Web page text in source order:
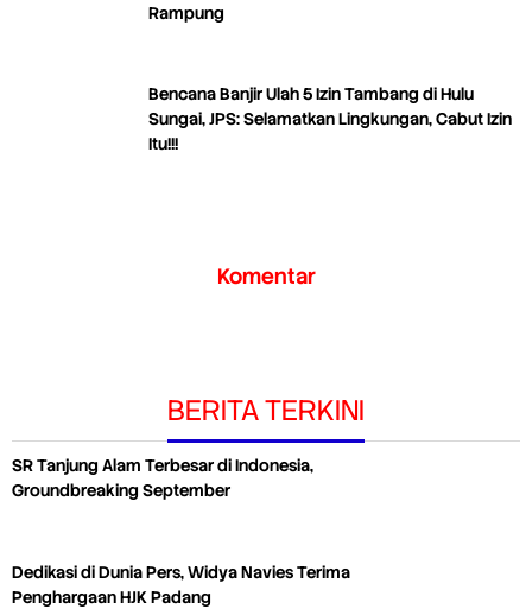
Rampung
Bencana Banjir Ulah 5 Izin Tambang di Hulu
Sungai, JPS: Selamatkan Lingkungan, Cabut Izin
Itu!!!
Komentar
BERITA TERKINI
SR Tanjung Alam Terbesar di Indonesia,
Groundbreaking September
Dedikasi di Dunia Pers, Widya Navies Terima
Penghargaan HJK Padang